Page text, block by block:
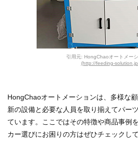
引用元: HongChaoオートメー
(http://feeding-
HongChaoオートメーションは、多様な
新の設備と必要な人員を取り揃えてパー
ています。ここではその特徴や商品事例
カー選びにお困りの方はぜひチェックして